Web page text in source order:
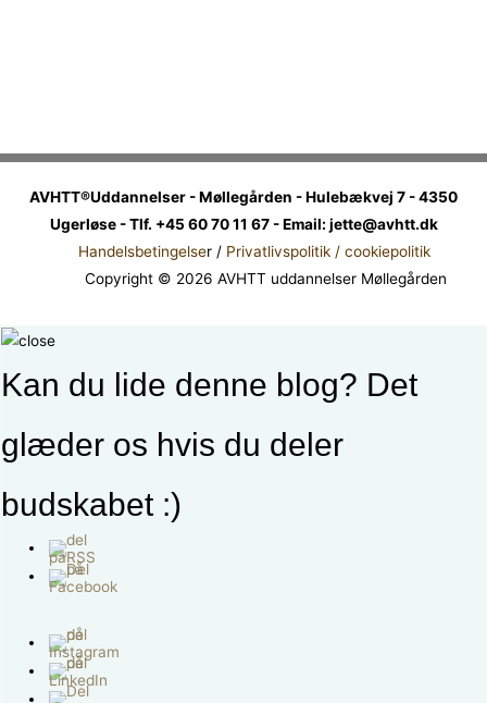
AVHTT®Uddannelser - Møllegården - Hulebækvej 7 - 4350
Ugerløse - Tlf. +45 60 70 11 67 - Email: jette@avhtt.dk
Handelsbetingelser / Privatlivspolitik / cookiepolitik
Copyright © 2026 AVHTT uddannelser Møllegården
Kan du lide denne blog? Det
glæder os hvis du deler
budskabet :)